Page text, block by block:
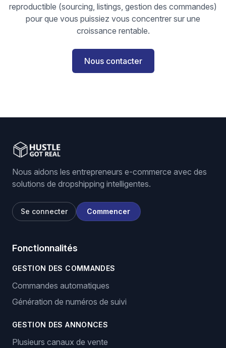
reproductible (sourcing, listings, gestion des commandes)
pour que vous puissiez vous concentrer sur une
croissance rentable.
Nous contacter
Nous aidons les entrepreneurs e-commerce avec des
solutions de dropshipping intelligentes.
Se connecter Commencer
Fonctionnalités
GESTION DES COMMANDES
Commandes automatiques
Génération de numéros de suivi
GESTION DES ANNONCES
Plusieurs canaux de vente